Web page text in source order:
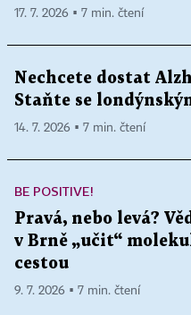
17. 7. 2026 ▪ 7 min. čtení
Nechcete dostat
Staňte se
14. 7. 2026 ▪ 7 min. čtení
BE POSITIVE!
Pravá, nebo levá?
v Brně „učit“
cestou
9. 7. 2026 ▪ 7 min. čtení